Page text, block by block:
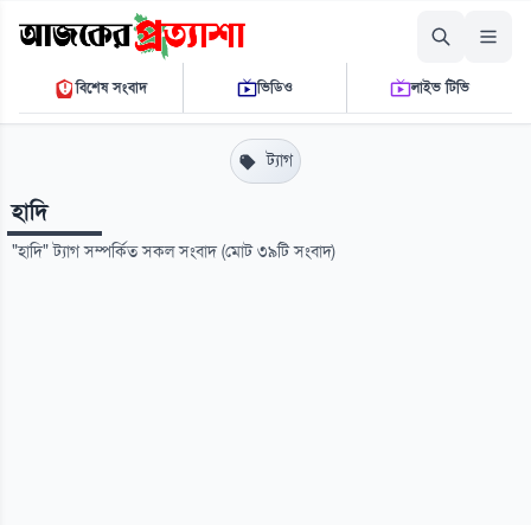
বৃহস্পতিবার, ০৬ আগস্ট ২০২৬
০৪ ১৭ ৩৩ পি.এম.THE DAILY AJKER PROTTASHA
বিশেষ সংবাদ ভিডিও লাইভ টিভি
ট্যাগ
হাদি
"হাদি" ট্যাগ সম্পর্কিত সকল সংবাদ (মোট ৩৯টি সংবাদ)